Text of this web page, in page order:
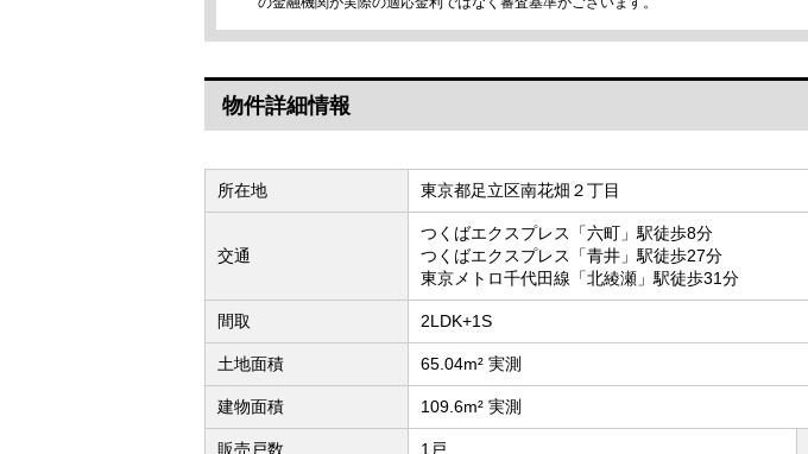
物件詳細情報
所在地 東京都足立区南花畑２丁目
交通
つくばエクスプレス「六町」駅徒歩8分
つくばエクスプレス「青井」駅徒歩27分
東京メトロ千代田線「北綾瀬」駅徒歩31分
間取 2LDK+1S
土地面積 65.04m² 実測
建物面積 109.6m² 実測
販売戸数 1戸